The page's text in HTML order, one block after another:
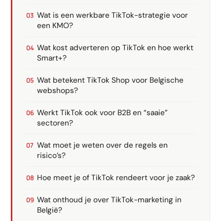
Wat is een werkbare TikTok-strategie voor
een KMO?
Wat kost adverteren op TikTok en hoe werkt
Smart+?
Wat betekent TikTok Shop voor Belgische
webshops?
Werkt TikTok ook voor B2B en “saaie”
sectoren?
Wat moet je weten over de regels en
risico’s?
Hoe meet je of TikTok rendeert voor je zaak?
Wat onthoud je over TikTok-marketing in
België?